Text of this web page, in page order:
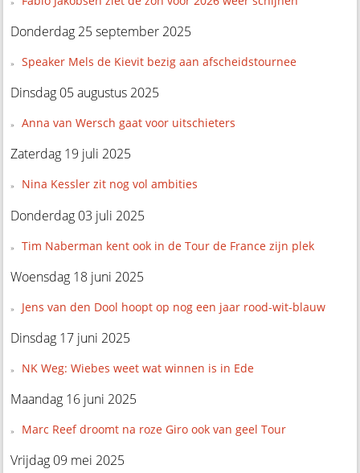
Donderdag 25 september 2025
Speaker Mels de Kievit bezig aan afscheidstournee
Dinsdag 05 augustus 2025
Anna van Wersch gaat voor uitschieters
Zaterdag 19 juli 2025
Nina Kessler zit nog vol ambities
Donderdag 03 juli 2025
Tim Naberman kent ook in de Tour de France zijn plek
Woensdag 18 juni 2025
Jens van den Dool hoopt op nog een jaar rood-wit-blauw
Dinsdag 17 juni 2025
NK Weg: Wiebes weet wat winnen is in Ede
Maandag 16 juni 2025
Marc Reef droomt na roze Giro ook van geel Tour
Vrijdag 09 mei 2025